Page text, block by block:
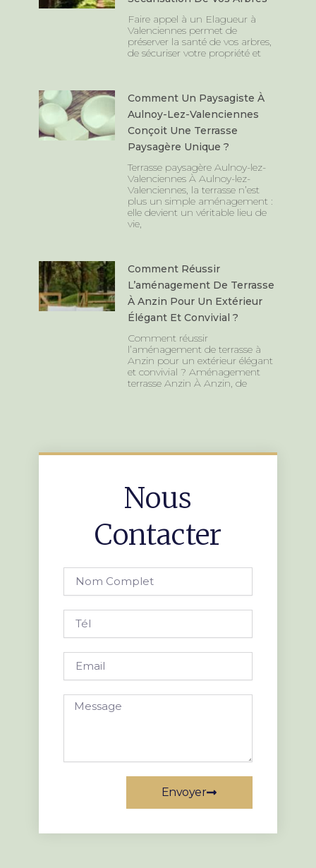
Faire appel à un Elagueur à
Valenciennes permet de
préserver la santé de vos arbres,
de sécuriser votre propriété et
Comment Un Paysagiste À
Aulnoy-Lez-Valenciennes
Conçoit Une Terrasse
Paysagère Unique ?
Terrasse paysagère Aulnoy-lez-
Valenciennes À Aulnoy-lez-
Valenciennes, la terrasse n’est
plus un simple aménagement :
elle devient un véritable lieu de
vie,
Comment Réussir
L’aménagement De Terrasse
À Anzin Pour Un Extérieur
Élégant Et Convivial ?
Comment réussir
l’aménagement de terrasse à
Anzin pour un extérieur élégant
et convivial ? Aménagement
terrasse Anzin À Anzin, de
Nous
Contacter
complet
Message
Envoyer